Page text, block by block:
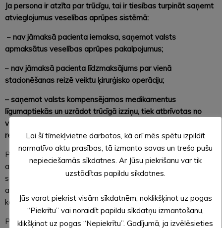
Ja persona ir atzīta par trūcīgu, tai ir tiesības turpināt saņemt
atvieglojumus veselības aprūpes sistēmā:
– nav jāmaksā pacienta iemaksa, saņemot valsts
apmaksātus veselības aprūpes pakalpojumus;
– nav jāmaksā pacienta līdzmaksājums par vienā
stacionēšanas reizē veiktu ķirurģisko operāciju;
– saņemot valsts kompensējamos medikamentus
līgumaptiekās un uzrādot trūcīgā izziņu, tiek atbrīvotas no
valsts nekompensētas daļas samaksas un maksas par
recepti 0,71 eiro.
Personām, kuras atzītas par trūcīgām vai maznodrošinātām
ar ienākumiem līdz 242 eiro uz cilvēku mēnesī, ir tiesības
saņemt Eiropas Atbalsta fonda vistrūcīgākajām personām
atbalstu – pārtikas preču un pirmās nepieciešamības preču
komplektus, ko nosaka Ministru kabineta noteikumi.
Personām, kuras atzītas par trūcīgām vai maznodrošinātām
Lai šī tīmekļvietne darbotos, kā arī mēs spētu izpildīt
normatīvo aktu prasības, tā izmanto savas un trešo pušu
nepieciešamās sīkdatnes. Ar Jūsu piekrišanu var tik
uzstādītas papildu sīkdatnes.
Jūs varat piekrist visām sīkdatnēm, noklikšķinot uz pogas
“Piekrītu” vai noraidīt papildu sīkdatņu izmantošanu,
klikšķinot uz pogas “Nepiekrītu”. Gadījumā, ja izvēlēsieties